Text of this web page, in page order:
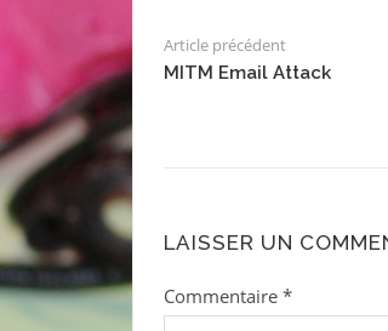
Article précédent
MITM Email Attack
LAISSER UN
Commentaire *